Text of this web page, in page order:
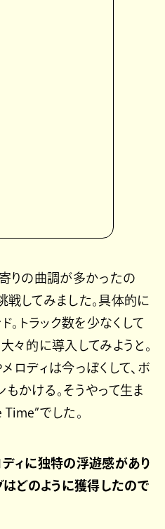
りの曲調が多かったの
してみました。具体的に
トラック数を少なくして
々的に導入してみようと。
ロディは今っぽくして、ボ
かける。そうやって生ま
でした。
ィに独特の浮遊感があり
はどのように獲得したので